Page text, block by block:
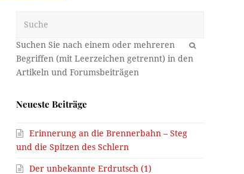
OK
Neueste Beiträge
Erinnerung an die Brennerbahn – Steg
und die Spitzen des Schlern
Der unbekannte Erdrutsch (1)